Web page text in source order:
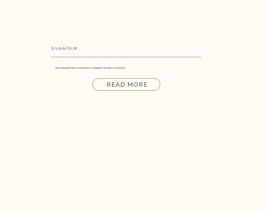
Eine entspannte Sommerhochzeit im eleganten Weingut von Winning
READ MORE
Julia & Felix